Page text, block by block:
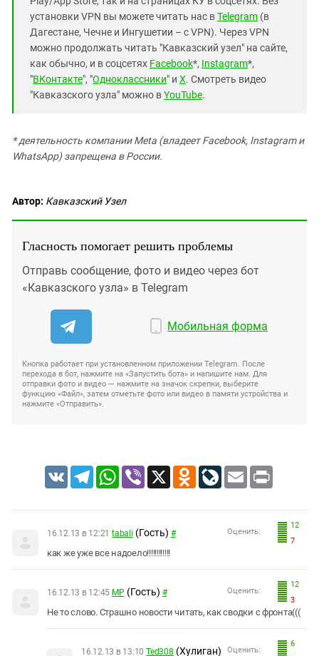
установки VPN вы можете читать нас вTelegram (в
Дагестане, Чечне и Ингушетии – с VPN). Через VPN
можно продолжать читать "Кавказский узел" на сайте,
как обычно, и в соцсетях Facebook*, Instagram*,
"ВКонтакте", "Одноклассники" и X. Смотреть видео
"Кавказского узла" можно вYouTube.
* деятельность компании Meta (владеет Facebook, Instagram и
WhatsApp) запрещена в России.
Автор: Кавказский Узел
Гласность помогает решить проблемы
Отправь сообщение, фото и видео через бот
«Кавказского узла» в Telegram
Мобильная форма
Кнопка работает при установленном приложении Telegram. После
перехода в бот, нажмите на «Запустить бота» и напишите нам. Для
отправки фото и видео — нажмите на значок скрепки, выберите
функцию «Файл», затем отметьте фото или видео в памяти устройства и
нажмите «Отправить».
VK TelegramWhatsApp
Viber X Odnoklassniki
LiveJournal
Email Print
12
7
Оценить:
16.12.13 в 12:21 tabali (Гость) #
как же уже все надоело!!!!!!!!!!!!
12
3
Оценить:
16.12.13 в 12:45 МР (Гость) #
Не то слово. Страшно новости читать, как сводки с фронта(((
6
Оценить:
16.12.13 в 13:10 Ted308 (Хулиган)